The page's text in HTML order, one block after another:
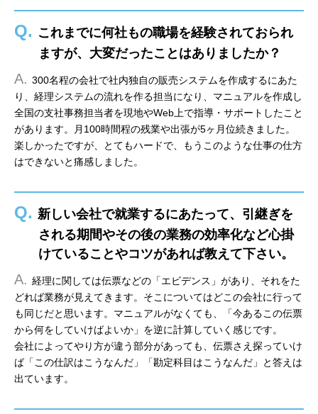
Q. これまでに何社もの職場を経験されておられ
ますが、大変だったことはありましたか？
A. 300名程の会社で社内独自の販売システムを作成するにあた
り、経理システムの流れを作る担当になり、マニュアルを作成し
全国の支社事務担当者を現地やWeb上で指導・サポートしたこと
があります。月100時間程の残業や出張が5ヶ月位続きました。
楽しかったですが、とてもハードで、もうこのような仕事の仕方
はできないと痛感しました。
Q. 新しい会社で就業するにあたって、引継ぎを
される期間やその後の業務の効率化など心掛
けていることやコツがあれば教えて下さい。
A. 経理に関しては伝票などの「エビデンス」があり、それをた
どれば業務が見えてきます。そこについてはどこの会社に行って
も同じだと思います。マニュアルがなくても、「今あるこの伝票
から何をしていけばよいか」を逆に計算していく感じです。
会社によってやり方が違う部分があっても、伝票さえ探っていけ
ば「この仕訳はこうなんだ」「勘定科目はこうなんだ」と答えは
出ています。